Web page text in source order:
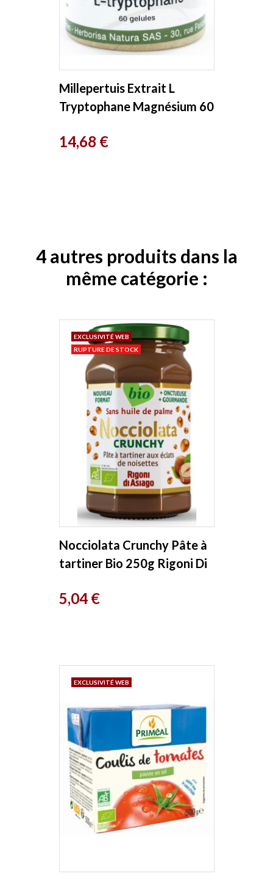
Millepertuis Extrait L
Tryptophane Magnésium 60
Paris
Prix
14,68 €
4 autres produits dans la
même catégorie :
Nocciolata Crunchy Pâte à
tartiner Bio 250g Rigoni Di
Prix
5,04 €
EXCLUSIVITÉ WEB
RUPTURE DE STOCK
EXCLUSIVITÉ WEB